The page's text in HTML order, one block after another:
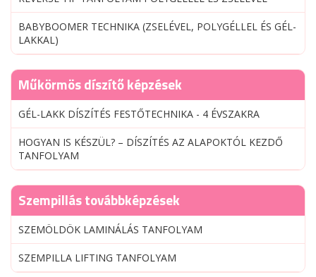
BABYBOOMER TECHNIKA (ZSELÉVEL, POLYGÉLLEL ÉS GÉL-
LAKKAL)
Műkörmös díszítő képzések
GÉL-LAKK DÍSZÍTÉS FESTŐTECHNIKA - 4 ÉVSZAKRA
HOGYAN IS KÉSZÜL? – DÍSZÍTÉS AZ ALAPOKTÓL KEZDŐ
TANFOLYAM
Szempillás továbbképzések
SZEMÖLDÖK LAMINÁLÁS TANFOLYAM
SZEMPILLA LIFTING TANFOLYAM